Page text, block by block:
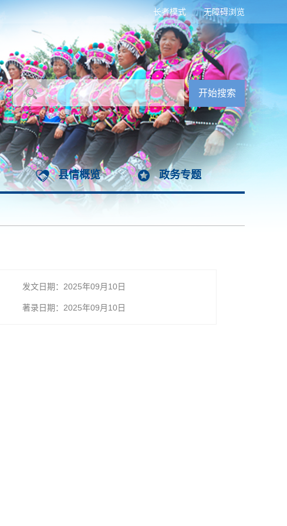
无障碍浏览
长者模式
县情概览 政务专题
发文日期：2025年09月10日
著录日期：2025年09月10日